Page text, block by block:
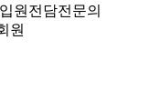
원전담전문의
원